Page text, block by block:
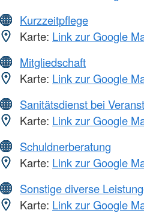
Kurzzeitpflege
Karte: Link zur Google
Mitgliedschaft
Karte: Link zur Google
Sanitätsdienst bei
Karte: Link zur Google
Schuldnerberatung
Karte: Link zur Google
Sonstige diverse
Karte: Link zur Google